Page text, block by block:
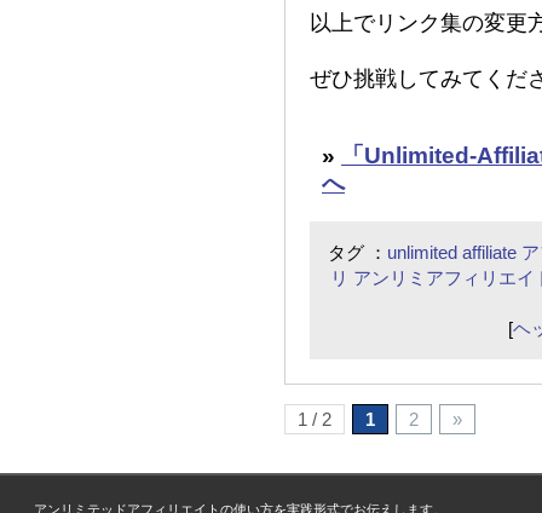
以上でリンク集の変更
ぜひ挑戦してみてくだ
»
「Unlimited-
へ
タグ ： unlimited affiliate
リ アンリミアフィリエイ
[ヘ
1 / 2 1 2 »
アンリミテッドアフィリエイトの使い方を実践形式でお伝えします。